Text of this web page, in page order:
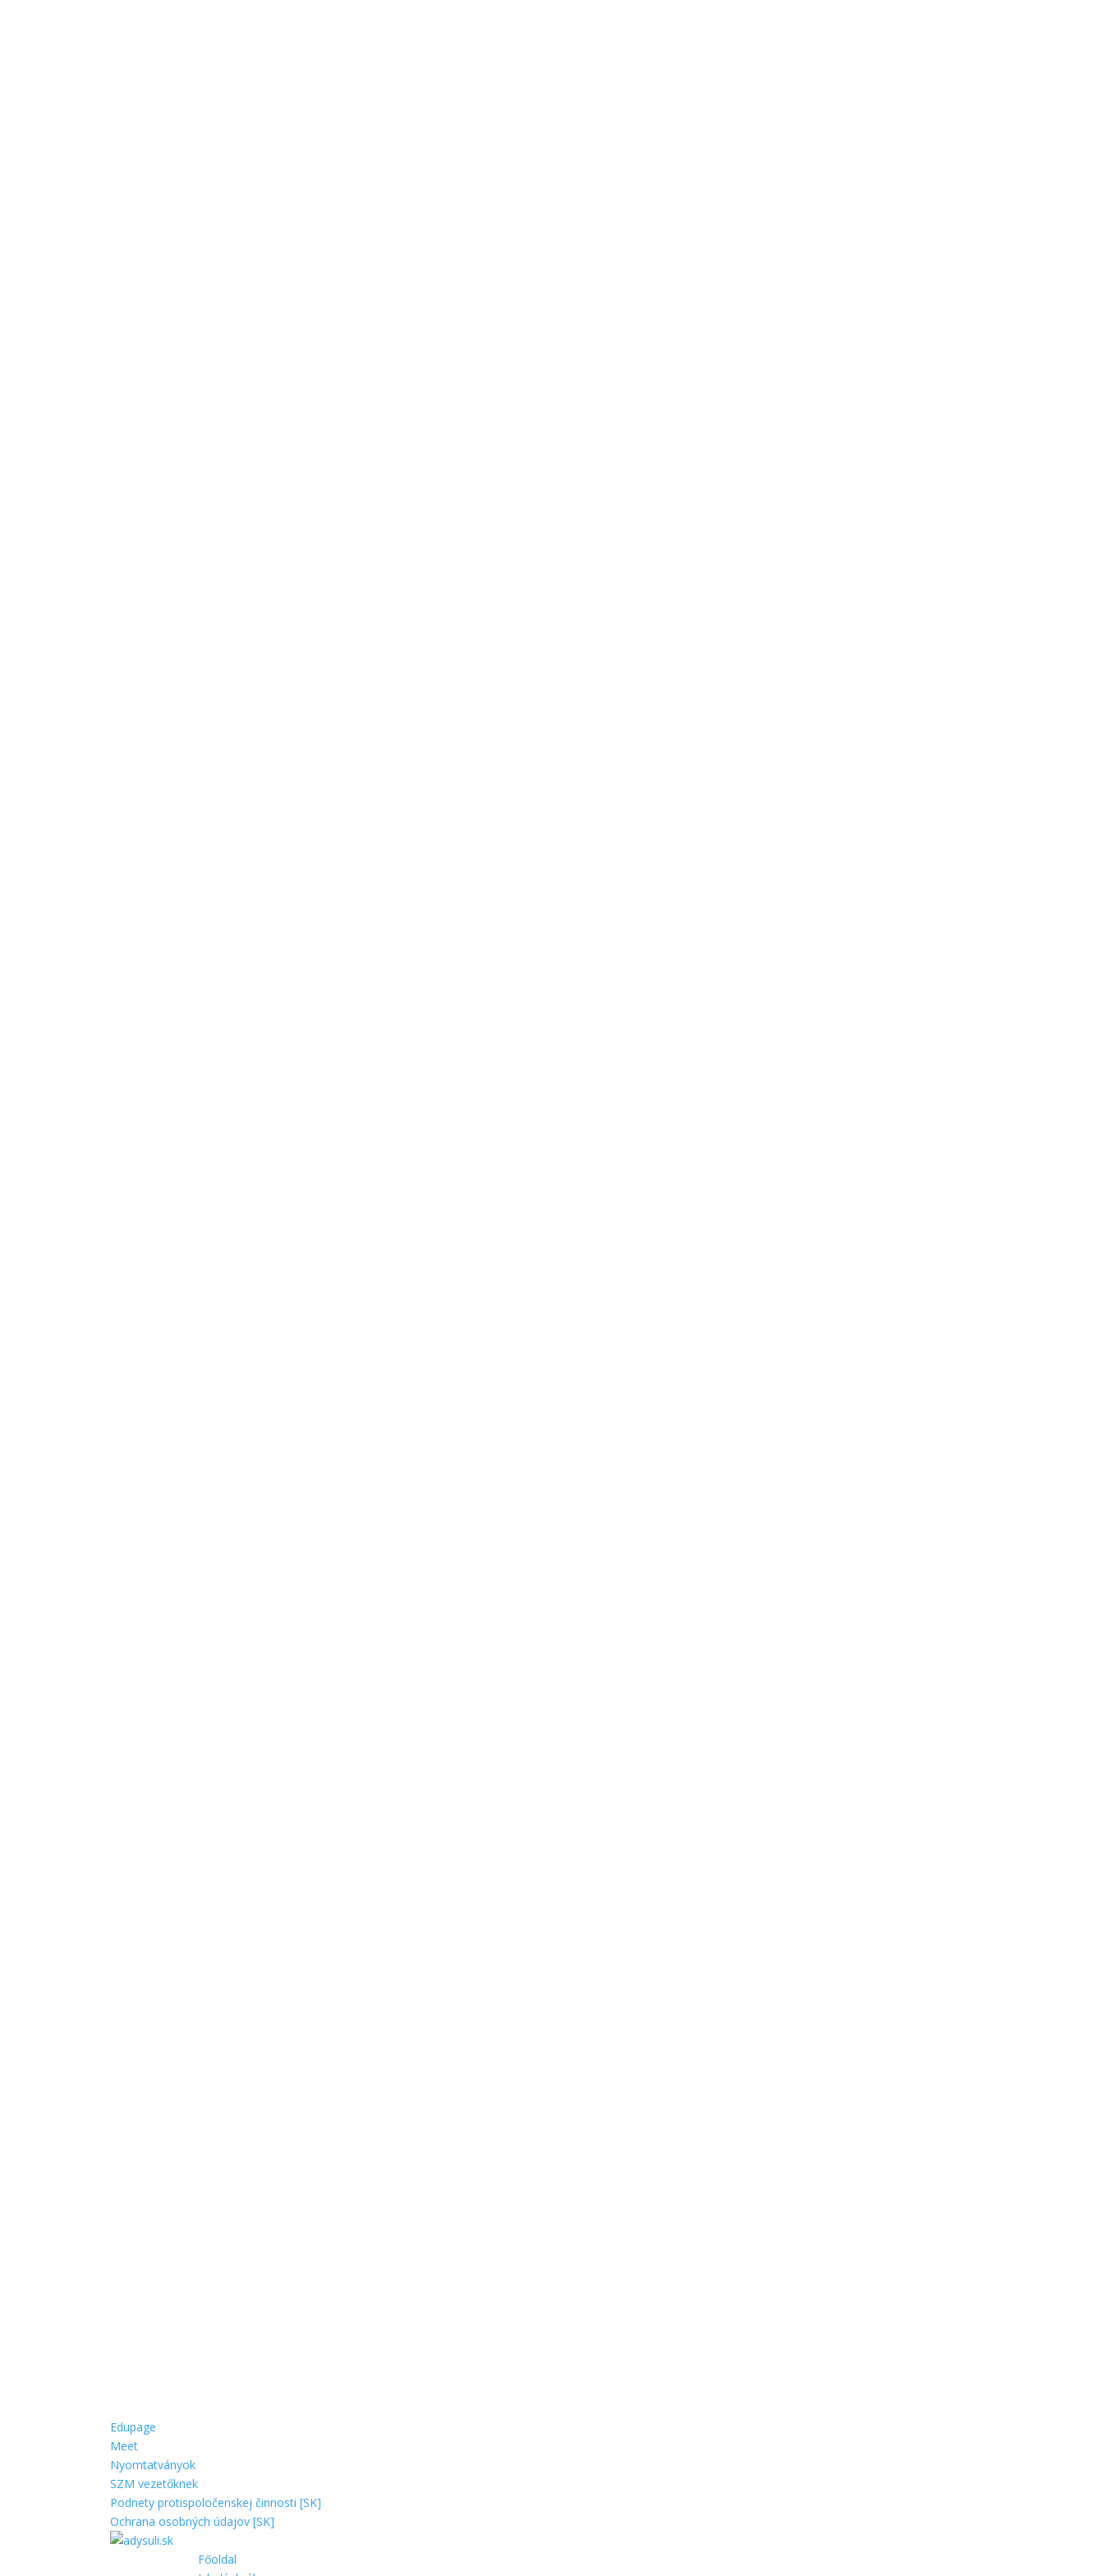
Edupage
Meet
Nyomtatványok
SZM vezetőknek
Podnety protispoločenskej činnosti [SK]
Ochrana osobných údajov [SK]
Főoldal